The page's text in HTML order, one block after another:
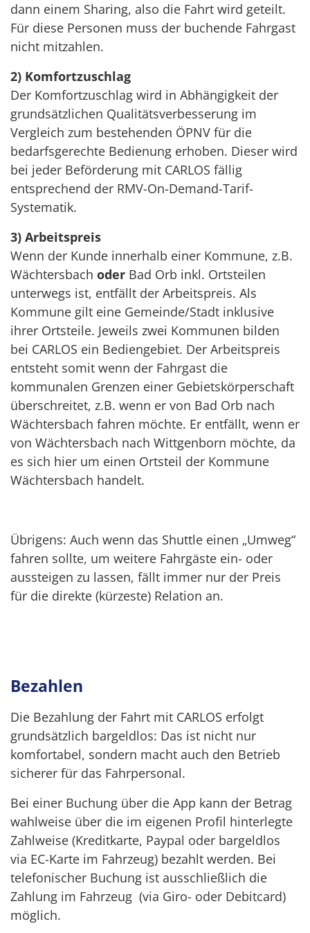
dann einem Sharing, also die Fahrt wird geteilt.
Für diese Personen muss der buchende Fahrgast
nicht mitzahlen.
2) Komfortzuschlag
Der Komfortzuschlag wird in Abhängigkeit der
grundsätzlichen Qualitätsverbesserung im
Vergleich zum bestehenden ÖPNV für die
bedarfsgerechte Bedienung erhoben. Dieser wird
bei jeder Beförderung mit CARLOS fällig
entsprechend der RMV-On-Demand-Tarif-
Systematik.
3) Arbeitspreis
Wenn der Kunde innerhalb einer Kommune, z.B.
Wächtersbach oder Bad Orb inkl. Ortsteilen
unterwegs ist, entfällt der Arbeitspreis. Als
Kommune gilt eine Gemeinde/Stadt inklusive
ihrer Ortsteile. Jeweils zwei Kommunen bilden
bei CARLOS ein Bediengebiet. Der Arbeitspreis
entsteht somit wenn der Fahrgast die
kommunalen Grenzen einer Gebietskörperschaft
überschreitet, z.B. wenn er von Bad Orb nach
Wächtersbach fahren möchte. Er entfällt, wenn er
von Wächtersbach nach Wittgenborn möchte, da
es sich hier um einen Ortsteil der Kommune
Wächtersbach handelt.
Übrigens: Auch wenn das Shuttle einen „Umweg“
fahren sollte, um weitere Fahrgäste ein- oder
aussteigen zu lassen, fällt immer nur der Preis
für die direkte (kürzeste) Relation an.
Bezahlen
Die Bezahlung der Fahrt mit CARLOS erfolgt
grundsätzlich bargeldlos: Das ist nicht nur
komfortabel, sondern macht auch den Betrieb
sicherer für das Fahrpersonal.
Bei einer Buchung über die App kann der Betrag
wahlweise über die im eigenen Profil hinterlegte
Zahlweise (Kreditkarte, Paypal oder bargeldlos
via EC-Karte im Fahrzeug) bezahlt werden. Bei
telefonischer Buchung ist ausschließlich die
Zahlung im Fahrzeug (via Giro- oder Debitcard)
möglich.